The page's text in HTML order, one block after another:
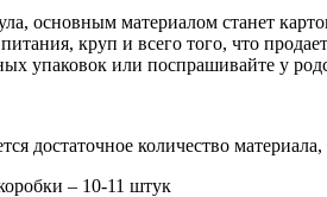
основным материалом станет
питания, круп и всего того, что
упаковок или поспрашивайте у
достаточное количество
– 10-11 штук